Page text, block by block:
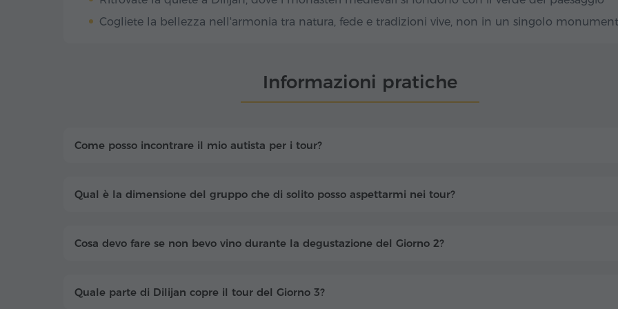
Cogliete la bellezza nell'armonia tra natura, fede e tradizioni vive, non in un singolo
Informazioni pratiche
Come posso incontrare il mio autista per i tour?
Qual è la dimensione del gruppo che di solito posso aspettarmi nei tour?
Cosa devo fare se non bevo vino durante la degustazione del Giorno 2?
Quale parte di Dilijan copre il tour del Giorno 3?